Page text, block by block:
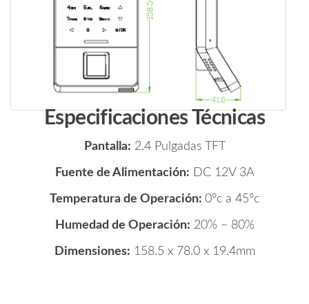
Especificaciones Técnicas
Pantalla: 2.4 Pulgadas TFT
Fuente de Alimentación: DC 12V 3A
Temperatura de Operación: 0°c a 45°c
Humedad de Operación: 20% – 80%
Dimensiones: 158.5 x 78.0 x 19.4mm